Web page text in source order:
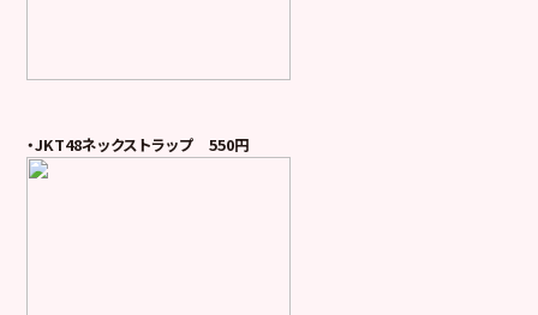
・JKT48ネックストラップ 550円